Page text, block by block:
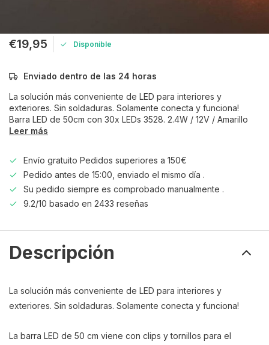
€19,95 Disponible
Enviado dentro de las 24 horas
La solución más conveniente de LED para interiores y
exteriores. Sin soldaduras. Solamente conecta y funciona!
Barra LED de 50cm con 30x LEDs 3528. 2.4W / 12V / Amarillo
Leer más
Envío gratuito Pedidos superiores a 150€
Pedido antes de 15:00, enviado el mismo día .
Su pedido siempre es comprobado manualmente .
9.2/10 basado en 2433 reseñas
Descripción
La solución más conveniente de LED para interiores y
exteriores. Sin soldaduras. Solamente conecta y funciona!
La barra LED de 50 cm viene con clips y tornillos para el